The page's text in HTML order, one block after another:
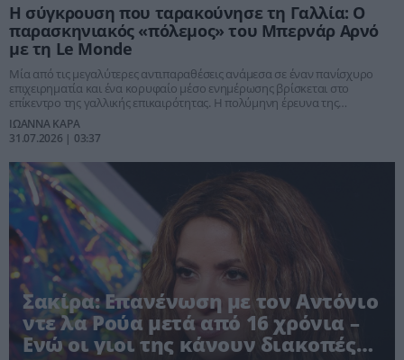
Η σύγκρουση που ταρακούνησε τη Γαλλία: Ο
παρασκηνιακός «πόλεμος» του Μπερνάρ Αρνό
με τη Le Monde
Μία από τις μεγαλύτερες αντιπαραθέσεις ανάμεσα σε έναν πανίσχυρο
επιχειρηματία και ένα κορυφαίο μέσο ενημέρωσης βρίσκεται στο
επίκεντρο της γαλλικής επικαιρότητας. Η πολύμηνη έρευνα της
εφημερίδας Le Monde για την επιχειρηματική αυτοκρατορία του
Μπερνάρ Αρνό προκάλεσε έντονες αντιδράσεις, αναδεικνύοντας τη
διαχρονική σύγκρουση ανάμεσα στην ερευνητική δημοσιογραφία και
την ισχύ των μεγάλων οικονομικών ομίλων.
ΙΩΑΝΝΑ ΚΑΡΑ
31.07.2026 | 03:37
Σακίρα: Επανένωση με τον Αντόνιο
ντε λα Ρούα μετά από 16 χρόνια –
Ενώ οι γιοι της κάνουν διακοπές